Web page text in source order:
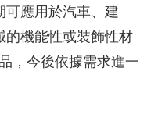
可應用於汽車、建
機能性或裝飾性材
，今後依據需求進一